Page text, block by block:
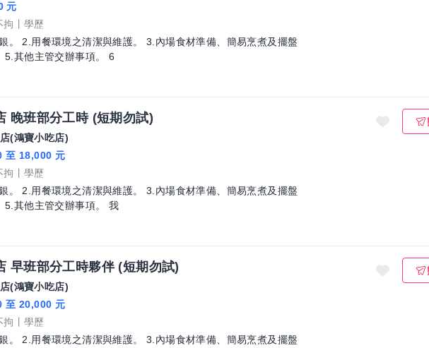
元
拘
學歷
。 2.用餐環境之清潔與維護。 3.內場食材準備、簡易烹煮及擺盤
5.其他主管交辦事項。 6
晚班部分工時 (短期勿試)
(鴻寶小吃店)
至 18,000 元
拘
學歷
。 2.用餐環境之清潔與維護。 3.內場食材準備、簡易烹煮及擺盤
5.其他主管交辦事項。 我
早班部分工時夥伴 (短期勿試)
(鴻寶小吃店)
至 20,000 元
拘
學歷
。 2.用餐環境之清潔與維護。 3.內場食材準備、簡易烹煮及擺盤